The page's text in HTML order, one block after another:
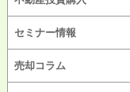
セミナー情報
売却コラム